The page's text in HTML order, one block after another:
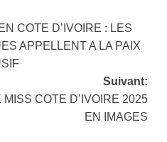
COTE D’IVOIRE : LES
APPELLENT A LA PAIX
Suivant:
COTE D’IVOIRE 2025
EN IMAGES